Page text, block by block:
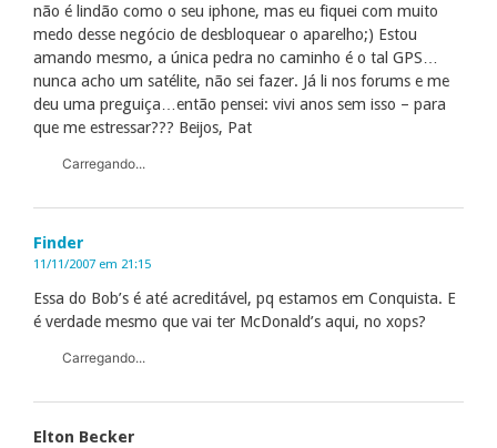
não é lindão como o seu iphone, mas eu fiquei com muito
medo desse negócio de desbloquear o aparelho;) Estou
amando mesmo, a única pedra no caminho é o tal GPS…
nunca acho um satélite, não sei fazer. Já li nos forums e me
deu uma preguiça…então pensei: vivi anos sem isso – para
que me estressar??? Beijos, Pat
Carregando...
Finder
11/11/2007 em 21:15
Essa do Bob’s é até acreditável, pq estamos em Conquista. E
é verdade mesmo que vai ter McDonald’s aqui, no xops?
Carregando...
Elton Becker